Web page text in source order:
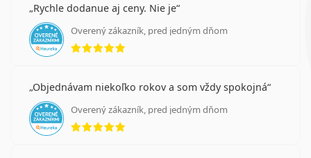
Rychle dodanue aj ceny. Nie je
Overený zákazník, pred jedným dňom
hodnotenie 5 z 5
Objednávam niekoľko rokov a som vždy spokojná
Overený zákazník, pred jedným dňom
hodnotenie 5 z 5